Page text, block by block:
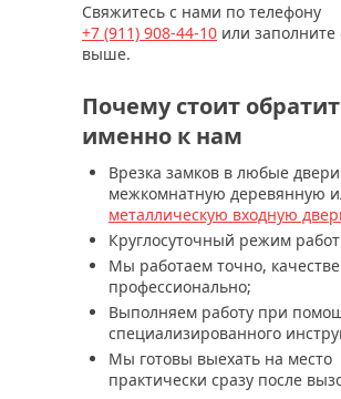
Свяжитесь с нами по телефону
+7 (911) 908-44-10 или
выше.
Почему стоит
именно к нам
Врезка замков в любые
межкомнатную деревянную
металлическую входную
Круглосуточный режим
Мы работаем точно,
профессионально;
Выполняем работу при
специализированного
Мы готовы выехать на место
практически сразу после